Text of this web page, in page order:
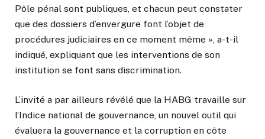
Pôle pénal sont publiques, et chacun peut constater
que des dossiers d’envergure font l’objet de
procédures judiciaires en ce moment même », a-t-il
indiqué, expliquant que les interventions de son
institution se font sans discrimination.
L’invité a par ailleurs révélé que la HABG travaille sur
l’Indice national de gouvernance, un nouvel outil qui
évaluera la gouvernance et la corruption en côte